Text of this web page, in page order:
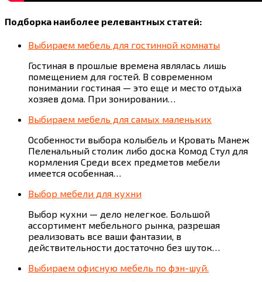
Подборка наиболее релевантных статей:
Выбираем мебель для гостинной комнаты
Гостиная в прошлые времена являлась лишь
помещением для гостей. В современном
понимании гостиная — это еще и место отдыха
хозяев дома. При зонировании…
Выбираем мебель для самых маленьких
Особенности выбора колыбель и Кровать Манеж
Пеленальный столик либо доска Комод Стул для
кормления Среди всех предметов мебели
имеется особенная…
Выбор мебели для кухни
Выбор кухни — дело нелегкое. Большой
ассортимент мебельного рынка, разрешая
реализовать все ваши фантазии, в
действительности достаточно без шуток…
Выбираем офисную мебель по фэн-шуй.